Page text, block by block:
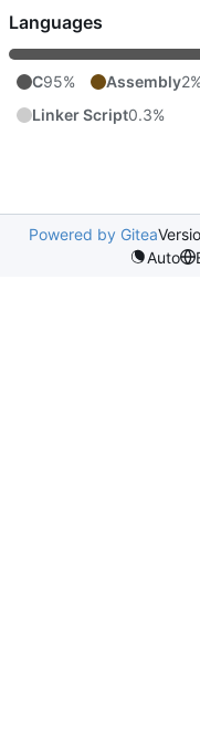
Languages
C95% Assembly
Linker Script0.3%
Powered by Gitea
Auto